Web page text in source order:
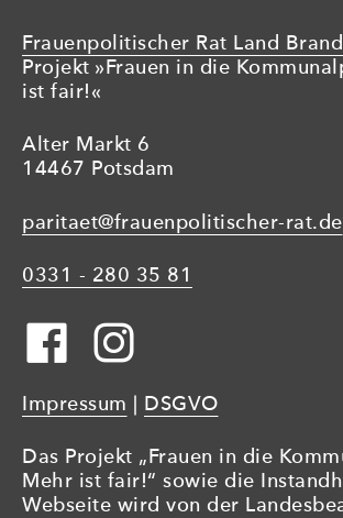
Frauenpolitischer Rat Land
Projekt »Frauen in die
ist fair!«
Alter Markt 6
14467 Potsdam
paritaet@frauenpolitischer-rat.de
0331 - 280 35 81
Impressum DSGVO
Das Projekt „Frauen in die
Mehr ist fair!“ sowie die
Webseite wird von der